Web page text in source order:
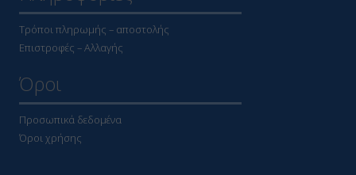
Τρόποι πληρωμής – αποστολής
Επιστροφές – Αλλαγής
Όροι
Προσωπικά δεδομένα
Όροι χρήσης